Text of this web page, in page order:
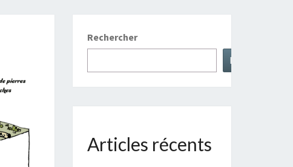
Rechercher
Rechercher
Articles récents